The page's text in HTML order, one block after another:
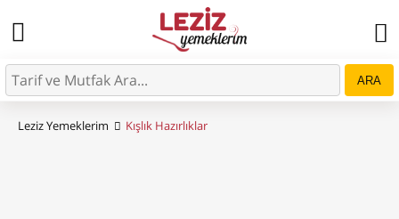
ARA
Leziz Yemeklerim Kışlık Hazırlıklar